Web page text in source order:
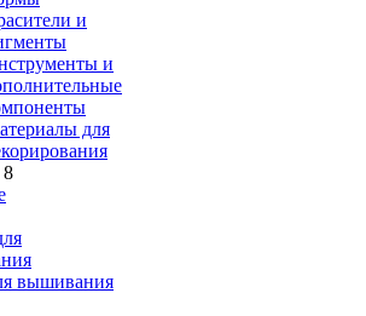
и
и
для
вышивания